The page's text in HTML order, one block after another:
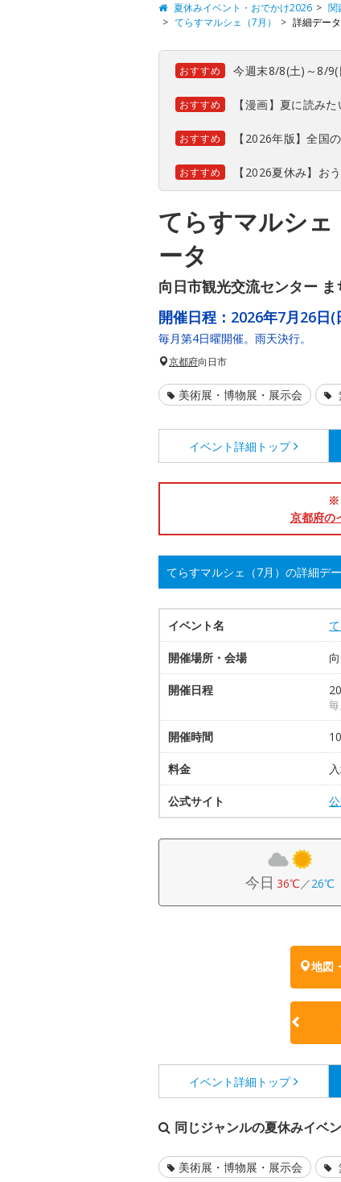
夏休みイベント・おでかけ2026 関
てらすマルシェ（7月）
詳細データ
おすすめ 今週末8/8(土)～8/
おすすめ 【漫画】夏に読み
おすすめ 【2026年版】全国
おすすめ 【2026夏休み】お
てらすマルシ
ータ
向日市観光交流センター
開催日程： 2026年7月26日(
毎月第4日曜開催。雨天決行。
京都府向日市
美術展・博物展・展示会
イベント詳細 トップ
※
京都府の
てらすマルシェ（7月）の詳細デ
イベント名
開催場所・会場
開催日程
開催時間
料金
公式サイト
今日 36℃／26℃
地図
イベント詳細 トップ
同じジャンルの夏休みイベ
美術展・博物展・展示会